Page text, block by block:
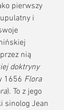
pierwszy
i
nią
doktryny
1656 Flora
). To z jego
sinolog Jean